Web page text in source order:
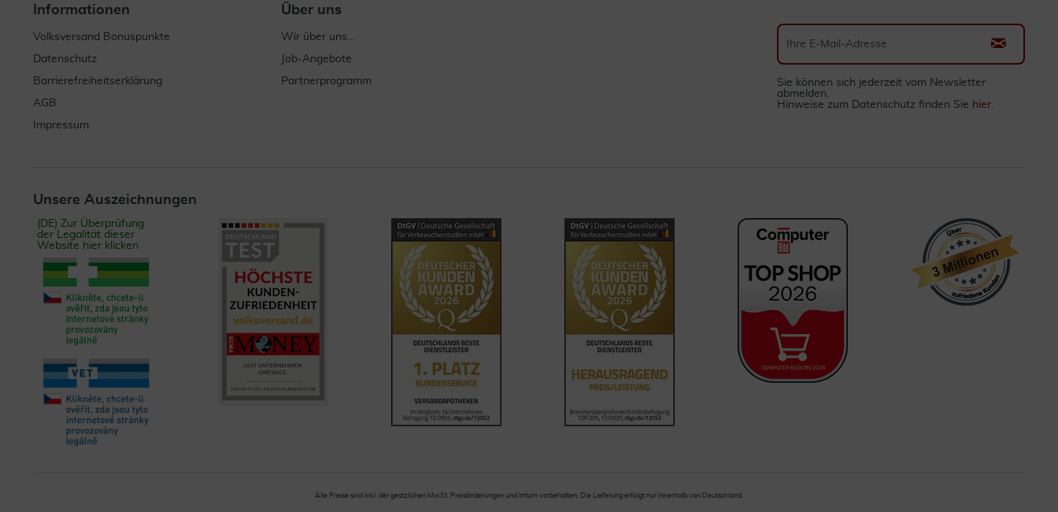
Informationen
Volksversand Bonuspunkte
Datenschutz
Barrierefreiheitserklärung
AGB
Impressum
Über uns
Wir über uns...
Job-Angebote
Partnerprogramm
Sie können sich jederzeit vom Newsletter
abmelden.
Hinweise zum Datenschutz finden Sie hier.
Unsere Auszeichnungen
(DE) Zur Überprüfung
der Legalität dieser
Website hier klicken
Alle Preise sind inkl. der gestzlichen MwSt. Preisänderungen und Irrtum vorbehalten. Die Lieferung erfolgt nur innerhalb von Deutschland.